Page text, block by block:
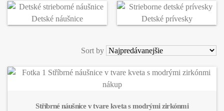
Detské náušnice Detské prívesky
Sort by
Stříbrné náušnice v tvare kveta s modrými zirkónmi